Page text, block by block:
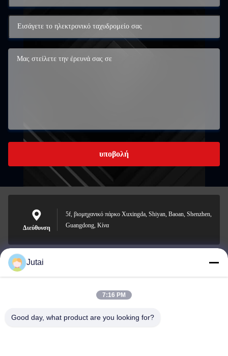
υποβολή
Διεύθυνση
5f, βιομηχανικό πάρκο Xuxingda, Shiyan, Baoan, Shenzhen,
Guangdong, Κίνα
jutaisales18@gmail.com
Jutai
7:16 PM
Good day, what product are you looking for?